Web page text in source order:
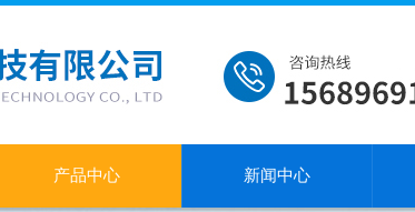
产品中心 新闻中心